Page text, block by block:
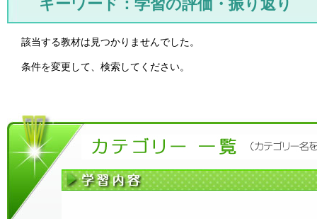
該当する教材は見つかりませんでした。
条件を変更して、検索してください。